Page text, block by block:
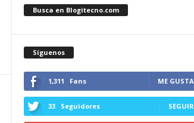
Busca en Blogitecno.com
Síguenos
1,311 Fans ME GUSTA
33 Seguidores SEGUIR